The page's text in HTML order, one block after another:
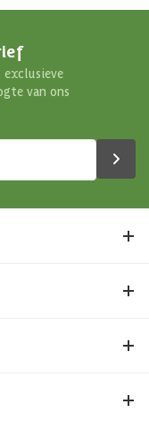
van ons